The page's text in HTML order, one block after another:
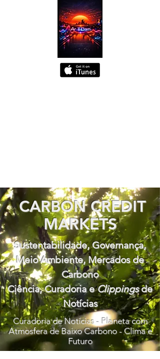
CARBON CREDIT
MARKETS
Sustentabilidade, Governança,
Meio Ambiente, Mercados de
Carbono
Ciência, Curadoria eClippingsde
Notícias
Curadoria de Notícias - Planeta com
Atmosfera de Baixo Carbono - Clima e
Futuro